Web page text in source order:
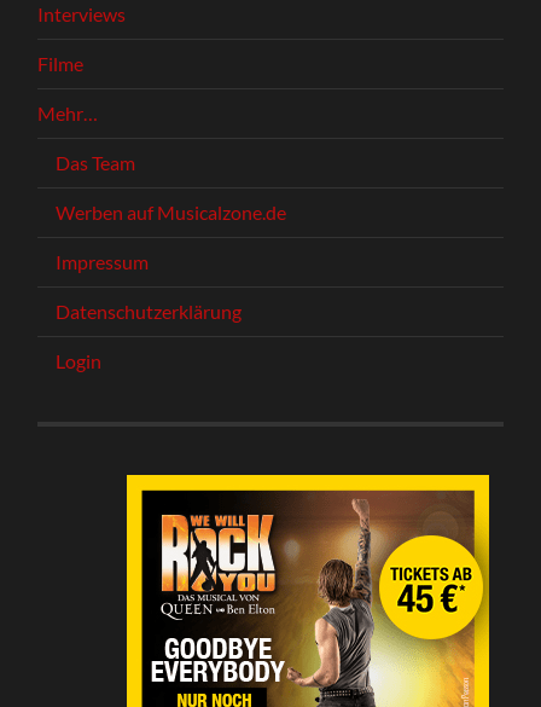
Interviews
Filme
Mehr…
Das Team
Werben auf Musicalzone.de
Impressum
Datenschutzerklärung
Login